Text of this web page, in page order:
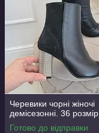
Черевики чорні жіночі
демісезонні. 36 розмір
Готово до відправки